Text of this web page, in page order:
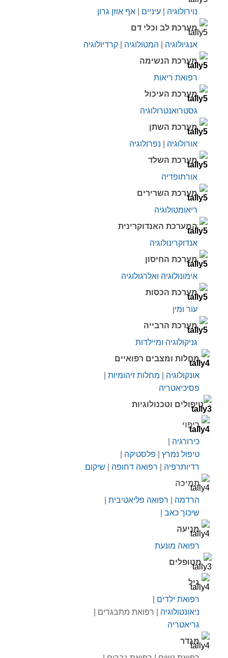
נוירולוגיה
עיניים
אף אוזן גרון
מערכת לב וכלי דם
אנגיולוגיה
המטולוגיה
קרדיולוגיה
מערכת הנשימה
רפואת ריאות
מערכת העיכול
גסטרואנטרולוגיה
מערכת השתן
אורולוגיה
נפרולוגיה
מערכת השלד
אורתופדיה
מערכת השרירים
ריאומטולוגיה
המערכת האנדוקרינית
אנדוקרינולוגיה
מערכת החיסון
אימונולוגיה ואלרגולוגיה
מערכת הכסות
עור ומין
מערכת הרבייה
גניקולוגיה ומיילדות
מחלות ומצבים רפואיים
אונקולוגיה
מחלות זיהומיות
פסיכיאטריה
טיפולים וטכנולוגיות
ריפוי
כירורגיה
טיפול נמרץ
פלסטיקה
רדיותרפיה
רפואה דחופה
שיקום
תמיכה
הרדמה
רפואה פליאטיבית
שיכוך כאב
מניעה
רפואה מונעת
מטופלים
גיל
רפואת ילדים
ניאונטולוגיה | רפואת מתבגרים |
גריאטריה
מגדר